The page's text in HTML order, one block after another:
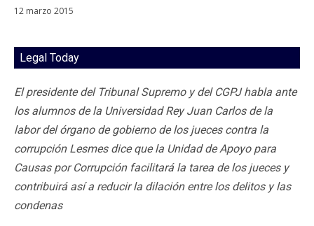
12 marzo 2015
Legal Today
El presidente del Tribunal Supremo y del CGPJ habla ante
los alumnos de la Universidad Rey Juan Carlos de la
labor del órgano de gobierno de los jueces contra la
corrupción Lesmes dice que la Unidad de Apoyo para
Causas por Corrupción facilitará la tarea de los jueces y
contribuirá así a reducir la dilación entre los delitos y las
condenas